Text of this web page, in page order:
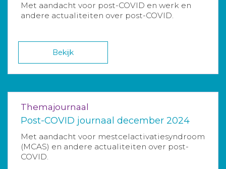
Met aandacht voor post-COVID en werk en
andere actualiteiten over post-COVID.
Bekijk
Themajournaal
Post-COVID journaal december 2024
Met aandacht voor mestcelactivatiesyndroom
(MCAS) en andere actualiteiten over post-
COVID.